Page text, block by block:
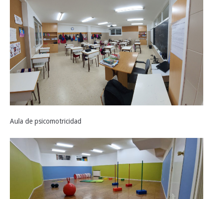
Aula de psicomotricidad